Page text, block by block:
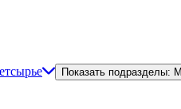
Показать подразделы: